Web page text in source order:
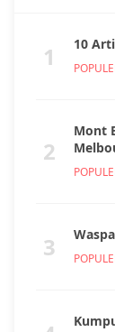
1 10
2
Mont
3